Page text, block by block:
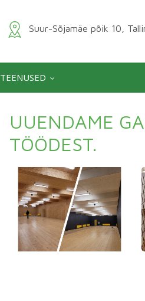
Suur-Sõjamäe põik 10,
TEENUSED
UUENDAME
TÖÖDEST.